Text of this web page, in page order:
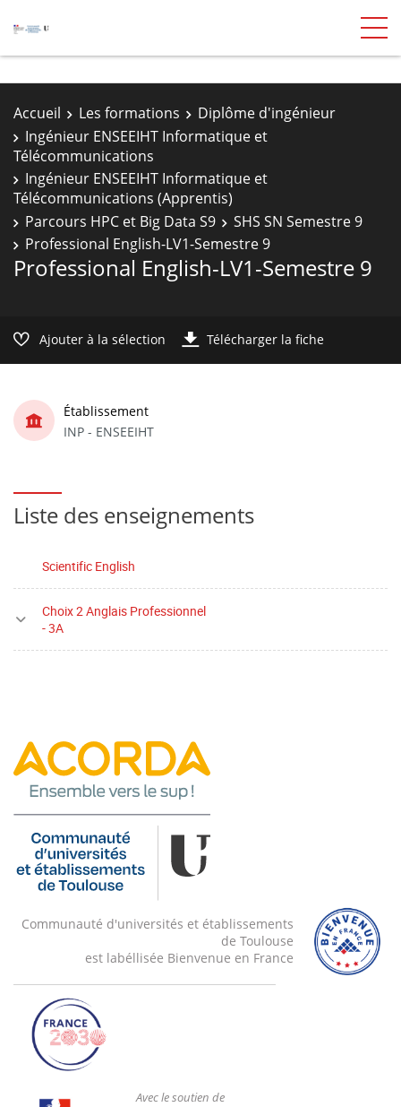
Accueil Les formations
Diplôme d'ingénieur
Ingénieur ENSEEIHT Informatique et
Télécommunications
Ingénieur ENSEEIHT Informatique et
Télécommunications (Apprentis)
Parcours HPC et Big Data S9
SHS SN Semestre 9
Professional English-LV1-Semestre 9
Professional English-LV1-Semestre 9
Ajouter à la sélection Télécharger la fiche
Établissement
INP - ENSEEIHT
Liste des enseignements
Scientific English
Choix 2 Anglais Professionnel
- 3A
Communauté d'universités et établissements
de Toulouse
est labéllisée Bienvenue en France
Avec le soutien de